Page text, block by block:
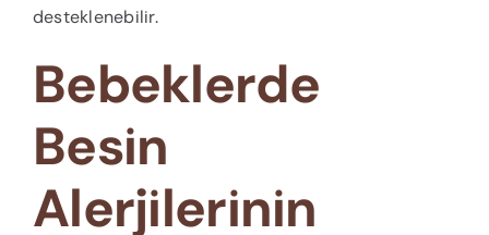
desteklenebilir.
Bebeklerde
Besin
Alerjilerinin